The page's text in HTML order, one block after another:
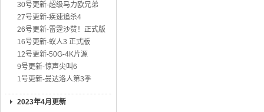
30号更新-超级马力欧兄弟
27号更新-疾速追杀4
26号更新-雷霆沙赞！正式版
16号更新-蚁人3 正式版
12号更新-50G-4K片源
9号更新-惊声尖叫6
1号更新-曼达洛人第3季
2023年4月更新